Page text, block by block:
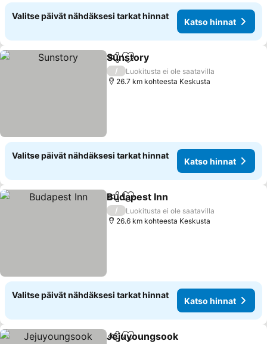
Valitse päivät nähdäksesi tarkat hinnat
Katso hinnat
Jaa Lisää suosikkeihin
Sunstory
/
Luokitusta ei ole saatavilla
26.7 km kohteesta Keskusta
Valitse päivät nähdäksesi tarkat hinnat
Katso hinnat
Jaa Lisää suosikkeihin
Budapest Inn
/
Luokitusta ei ole saatavilla
26.6 km kohteesta Keskusta
Valitse päivät nähdäksesi tarkat hinnat
Katso hinnat
Jaa
Jejuyoungsook